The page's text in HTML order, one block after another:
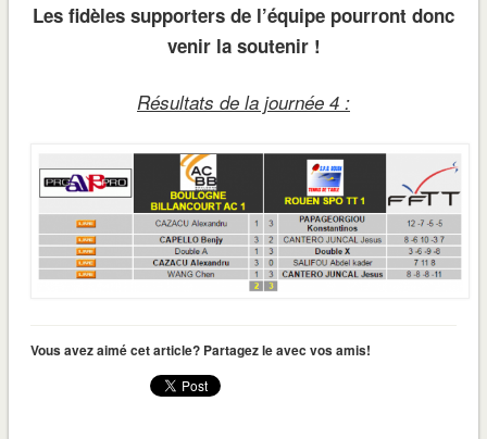
Les fidèles supporters de l’équipe pourront donc
venir la soutenir !
Résultats de la journée 4 :
Vous avez aimé cet article? Partagez le avec vos amis!